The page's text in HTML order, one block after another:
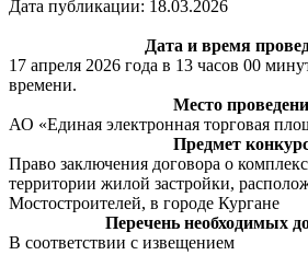
Дата публикации: 18.03.2026
Дата и время
17 апреля 2026 года в 13 часов 00
времени.
Место
АО «Единая электронная торговая
Предмет
Право заключения договора о
территории жилой застройки,
Мостостроителей, в городе Кургане
Перечень необходимых
В соответствии с извещением